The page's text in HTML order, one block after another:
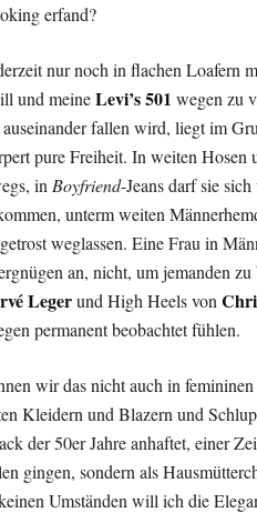
erfand?
nur noch in flachen Loafern
und meineLevi’s 501 wegen zu
fallen wird, liegt im
pure Freiheit. In weiten Hosen
in Boyfriend-Jeans darf sie
unterm weiten
weglassen. Eine Frau in
an, nicht, um jemanden
Legerund High Heels von
permanent beobachtet fühlen.
wir das nicht auch in
Kleidern und Blazern und
der 50er Jahre anhaftet, einer
gingen, sondern als
Umständen will ich die